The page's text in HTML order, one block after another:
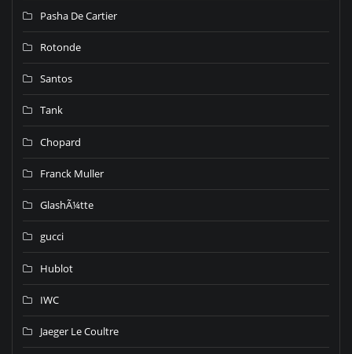
Pasha De Cartier
Rotonde
Santos
Tank
Chopard
Franck Muller
GlashÃ¼tte
gucci
Hublot
IWC
Jaeger Le Coultre